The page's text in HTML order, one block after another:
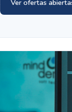
Ver ofertas